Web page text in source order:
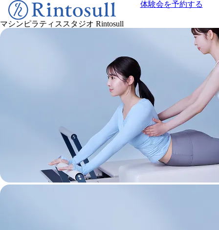
マシンピラティススタジオ Rintosull
体験会を予約する